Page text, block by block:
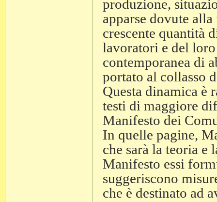
produzione,
apparse dovute
crescente quantità
lavoratori e del
contemporanea di
portato al collasso
Questa dinamica è
testi di maggiore
Manifesto dei
In quelle pagine,
che sarà la teoria
Manifesto essi
suggeriscono
che è destinato ad